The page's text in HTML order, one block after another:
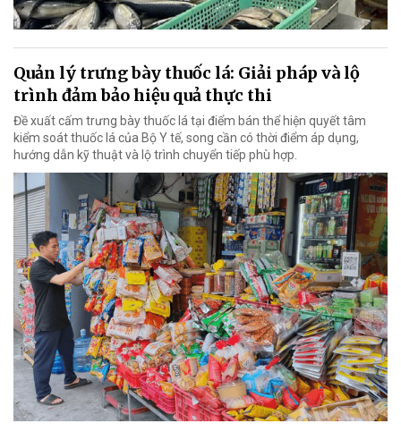
Quản lý trưng bày thuốc lá: Giải pháp và lộ
trình đảm bảo hiệu quả thực thi
Đề xuất cấm trưng bày thuốc lá tại điểm bán thể hiện quyết tâm
kiểm soát thuốc lá của Bộ Y tế, song cần có thời điểm áp dụng,
hướng dẫn kỹ thuật và lộ trình chuyển tiếp phù hợp.